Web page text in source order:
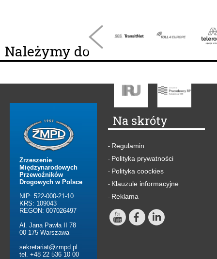
Należymy do
Zrzeszenie
Międzynarodowych
Przewoźników
Drogowych w Polsce
NIP: 522-000-21-10
KRS: 109043
REGON: 007026497
Al. Jana Pawła II 78
00-175 Warszawa
sekretariat@zmpd.pl
tel. +48 22 536 10 00
Na skróty
- Regulamin
- Polityka prywatności
- Polityka coockies
- Klauzule informacyjne
- Reklama